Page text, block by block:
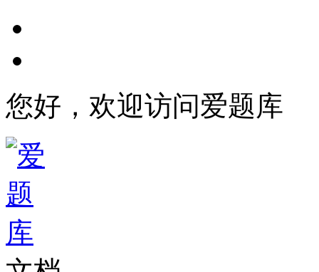
您好，欢迎访问爱题库